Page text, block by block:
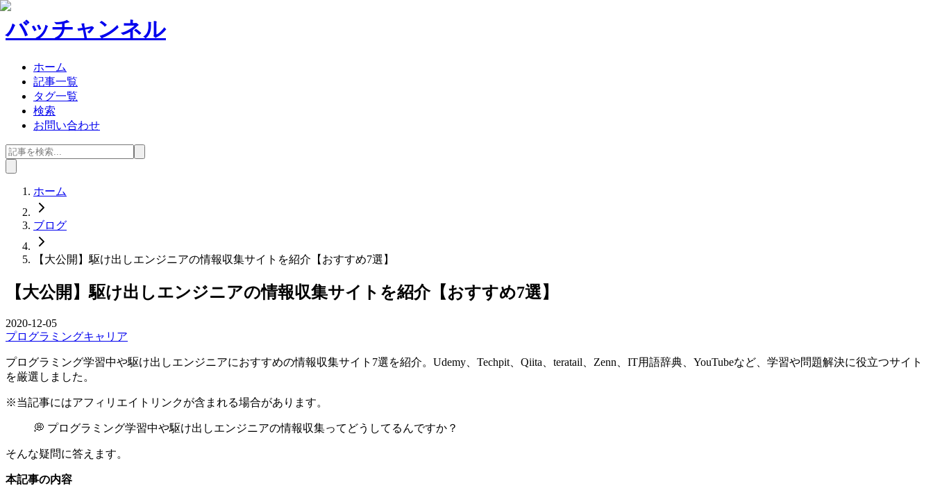
バッチャンネル
ホーム
記事一覧
タグ一覧
検索
お問い合わせ
ホーム
ブログ
【大公開】駆け出しエンジニアの情報収集サイトを紹介【おすすめ7選】
【大公開】駆け出しエンジニアの情報収集サイトを紹介【おすすめ7選】
2020-12-05
プログラミングキャリア
プログラミング学習中や駆け出しエンジニアにおすすめの情報収集サイト7選を紹介。Udemy、Techpit、Qiita、teratail、Zenn、IT用語辞典、YouTubeなど、学習や問題解決に役立つサイト
を厳選しました。
※当記事にはアフィリエイトリンクが含まれる場合があります。
💭 プログラミング学習中や駆け出しエンジニアの情報収集ってどうしてるんですか？
そんな疑問に答えます。
本記事の内容